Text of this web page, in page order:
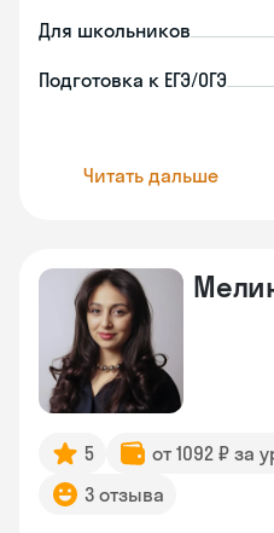
Для школьников
Подготовка к ЕГЭ/ОГЭ
Читать дальше
5 от 1092 ₽ за
3 отзыва